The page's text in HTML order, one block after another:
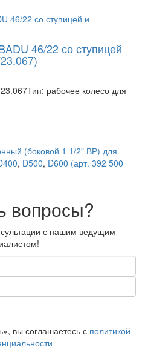
46/22 со ступицей
рабочее колесо для
(боковой 1 1/2" ВР) для
, D500, D600 (арт. 392 500
вопросы?
с нашим ведущим
вы соглашаетесь с политикой